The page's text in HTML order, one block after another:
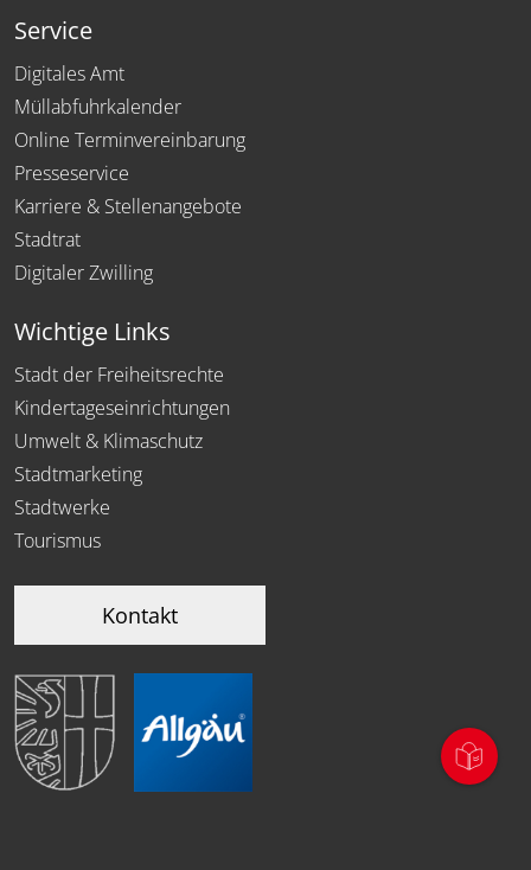
Service
Digitales Amt
Müllabfuhrkalender
Online Terminvereinbarung
Presseservice
Karriere & Stellenangebote
Stadtrat
Digitaler Zwilling
Wichtige Links
Stadt der Freiheitsrechte
Kindertageseinrichtungen
Umwelt & Klimaschutz
Stadtmarketing
Stadtwerke
Tourismus
Kontakt